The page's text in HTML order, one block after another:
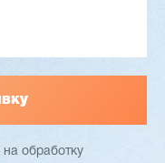
на обработку